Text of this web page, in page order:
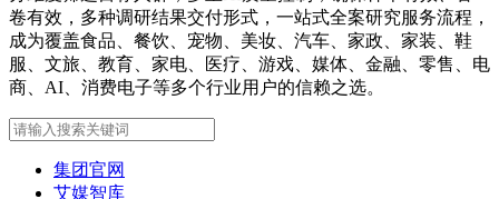
卷有效，多种调研结果交付形式，一站式全案研究服务流程，
成为覆盖食品、餐饮、宠物、美妆、汽车、家政、家装、鞋
服、文旅、教育、家电、医疗、游戏、媒体、金融、零售、电
商、AI、消费电子等多个行业用户的信赖之选。
集团官网
艾媒智库